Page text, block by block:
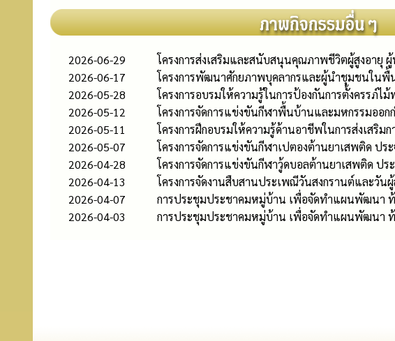
2026-06-29
โครงการส่งเสริมและสนับสนุนคุณภาพชีวิตผู้สูงอายุ
2026-06-17
โครงการพัฒนาศักยภาพบุคลากรและผู้นำชุมชนใน
2026-05-28
โครงการอบรมให้ความรู้ในการป้องกันการตั้งครรภ์
2026-05-12
โครงการจัดการแข่งขันกีฬาพื้นบ้านและมหกรรมออ
2026-05-11
โครงการฝึกอบรมให้ความรู้ด้านอาชีพในการส่งเส
2026-05-07
โครงการจัดการแข่งขันกีฬาเปตองต้านยาเสพติด ปร
2026-04-28
โครงการจัดการแข่งขันกีฬาวู้ดบอลต้านยาเสพติด ป
2026-04-13
โครงการจัดงานสืบสานประเพณีวันสงกรานต์และวั
2026-04-07
การประชุมประชาคมหมู่บ้าน เพื่อจัดทำแผนพัฒนา
2026-04-03
การประชุมประชาคมหมู่บ้าน เพื่อจัดทำแผนพัฒนา